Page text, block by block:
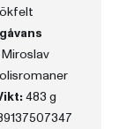
Miroslav
483 g